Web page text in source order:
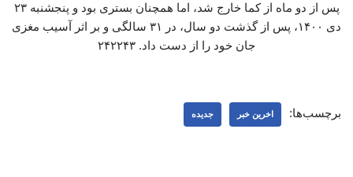
پس از دو ماه از کما خارج شد، اما همچنان بستری بود و پنجشنبه ۲۳
دی ۱۴۰۰، پس از گذشت دو سال، در ۳۱ سالگی و بر اثر آسیب مغزی
جان خود را از دست داد. ۲۴۲۲۴۳
برچسب‌ها: اخرین خبر جدیده